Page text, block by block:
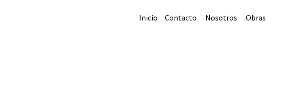
Inicio Contacto Nosotros Obras